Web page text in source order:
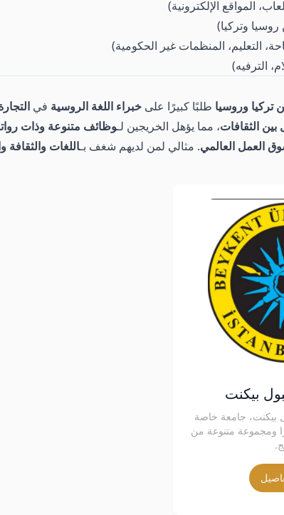
المواقع الإلكترونية)
روسيا وتركيا)
التعليم، المنظمات غير الحكومية)
الترفيه)
تركيا وروسيا طلبًا كبيرًا على خبراء اللغة الروسية في
بين الثقافات، مما يؤهل الخريجين لـوظائف متنوعة وذات
العمل العالمي. مثالي لمن لديهم شغف بـاللغات والثقافة
بيكنت
جامعة خاصة
ومجموعة متنوعة من